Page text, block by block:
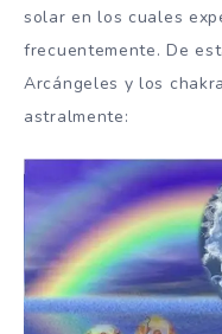
solar en los cuales
frecuentemente. De
Arcángeles y los
astralmente: